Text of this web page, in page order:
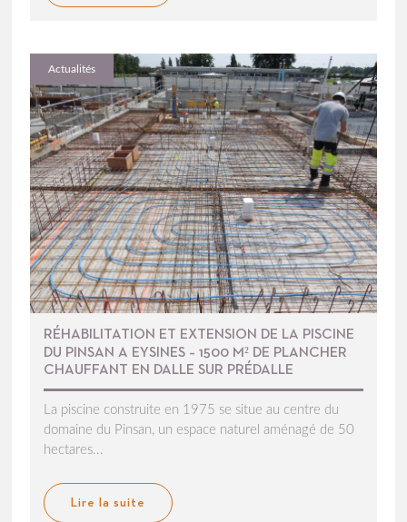
Actualités
RÉHABILITATION ET EXTENSION DE LA PISCINE
DU PINSAN A EYSINES – 1500 M² DE PLANCHER
CHAUFFANT EN DALLE SUR PRÉDALLE
La piscine construite en 1975 se situe au centre du
domaine du Pinsan, un espace naturel aménagé de 50
hectares...
Lire la suite